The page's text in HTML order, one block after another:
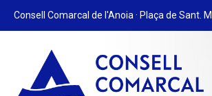
Skip
to
Consell Comarcal de l'Anoia · Plaça de Sant.